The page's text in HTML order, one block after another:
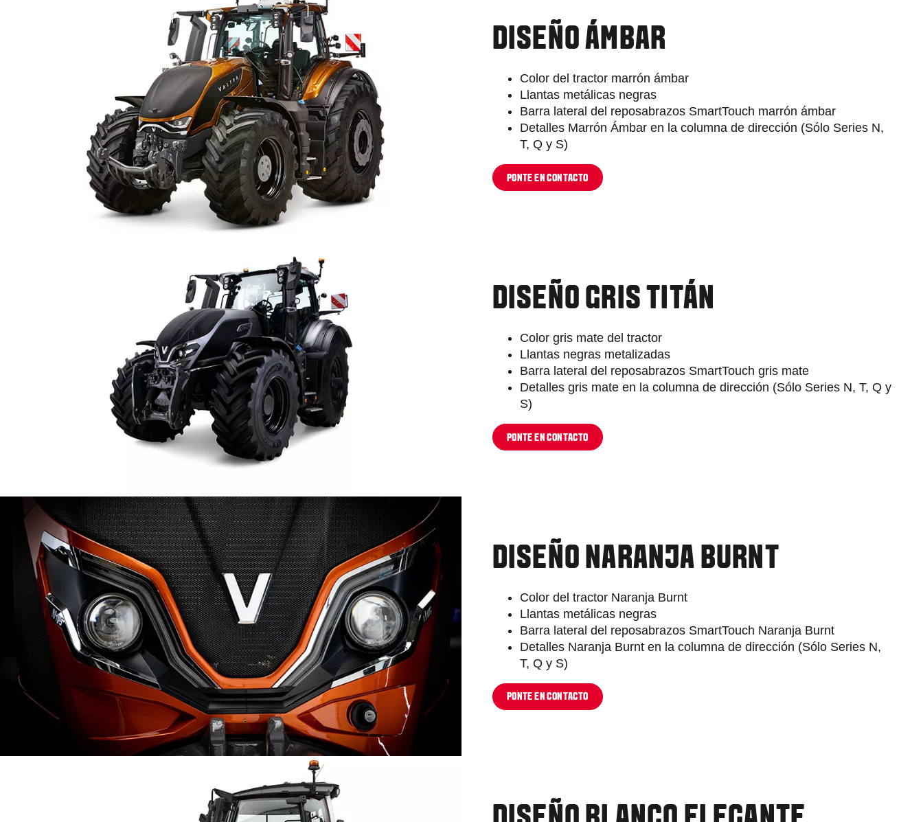
DISEÑO ÁMBAR
Color del tractor marrón ámbar
Llantas metálicas negras
Barra lateral del reposabrazos SmartTouch marrón ámbar
Detalles Marrón Ámbar en la columna de dirección (Sólo Series N,
T, Q y S)
PONTE EN CONTACTO
DISEÑO GRIS TITÁN
Color gris mate del tractor
Llantas negras metalizadas
Barra lateral del reposabrazos SmartTouch gris mate
Detalles gris mate en la columna de dirección (Sólo Series N, T, Q y
S)
PONTE EN CONTACTO
DISEÑO NARANJA BURNT
Color del tractor Naranja Burnt
Llantas metálicas negras
Barra lateral del reposabrazos SmartTouch Naranja Burnt
Detalles Naranja Burnt en la columna de dirección (Sólo Series N,
T, Q y S)
PONTE EN CONTACTO